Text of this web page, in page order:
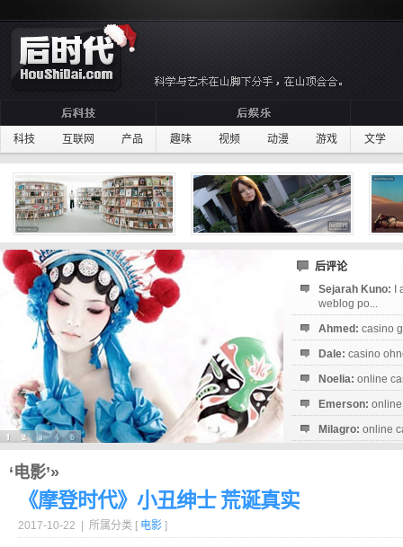
科技 互联网 产品 趣味 视频 动漫 游戏 文学
后评论
Sejarah Kuno:
weblog po...
Ahmed: casino
Dale: casino
Noelia: online
Emerson:
Milagro: online
‘电影’»
《摩登时代》小丑绅士 荒诞真实
2017-10-22 | 所属分类 [ 电影 ]